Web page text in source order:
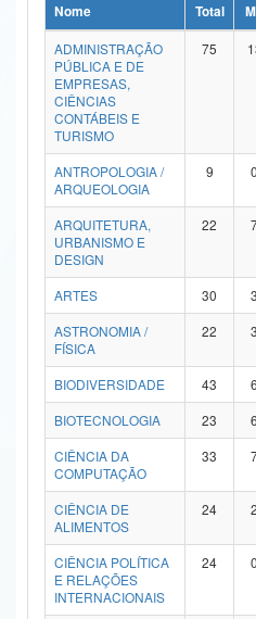
Ministério da Ciência, Tecnologia,
Ministério do Meio Ambiente
Ministério do Turismo
Ministério do Desenvolvimento Regional
Controladoria-Geral da União
Ministério da Mulher, da Família e dos
Secretaria de Governo
Advocacia-Geral da União
Banco Central do Brasil
Nome Total
ADMINISTRAÇÃO
PÚBLICA E DE
EMPRESAS,
CIÊNCIAS
CONTÁBEIS E
TURISMO
75
ANTROPOLOGIA /
ARQUEOLOGIA
9 0
ARQUITETURA,
URBANISMO E
DESIGN
22
ARTES 30 3
ASTRONOMIA /
FÍSICA
22 3
BIODIVERSIDADE 43 6
BIOTECNOLOGIA
23 6
CIÊNCIA DA
COMPUTAÇÃO
33
CIÊNCIA DE
ALIMENTOS
24 2
CIÊNCIA POLÍTICA
E RELAÇÕES
INTERNACIONAIS
24 0